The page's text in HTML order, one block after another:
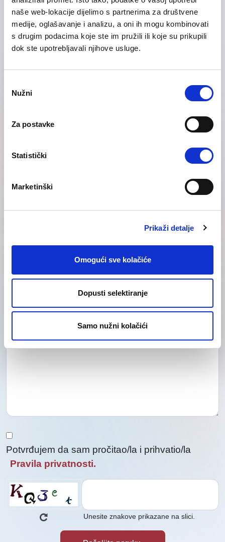
naše web-lokacije dijelimo s partnerima za društvene
medije, oglašavanje i analizu, a oni ih mogu kombinovati
s drugim podacima koje ste im pružili ili koje su prikupili
dok ste upotrebljavali njihove usluge.
Selection
Nužni
Za postavke
Statistički
Marketinški
Prikaži detalje
Omogući sve kolačiće
Dopusti selektiranje
Samo nužni kolačići
Pošaljite poruku našem timu i saznajte više
da
kontaktirali
temu
nas
Potvrđujem da sam pročitao/la i prihvatio/la
Pravila privatnosti.
Unesite znakove prikazane na slici.